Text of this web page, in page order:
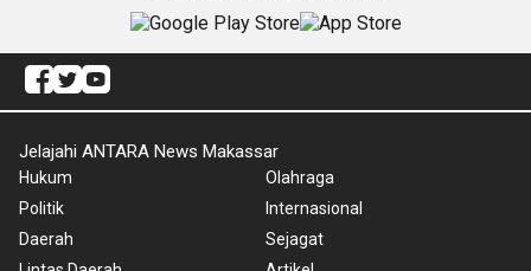
Jelajahi ANTARA News Makassar
Hukum
Politik
Daerah
Olahraga
Internasional
Sejagat